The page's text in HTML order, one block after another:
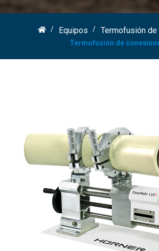
Equipos Termofusión de
Termofusión de